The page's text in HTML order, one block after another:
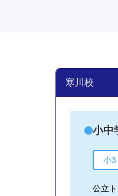
寒川校
小中
小3
公立